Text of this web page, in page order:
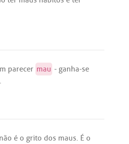
parecer mau - ganha-se
.
não é o grito dos maus. É o